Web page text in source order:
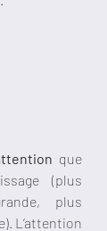
que
(plus
plus
). L’attention